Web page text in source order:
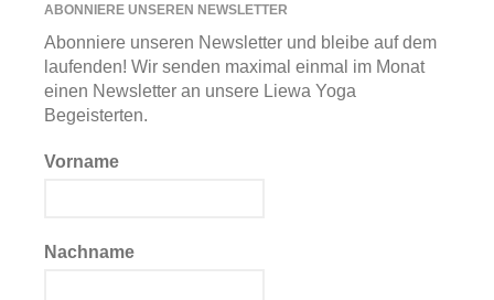
ABONNIERE UNSEREN NEWSLETTER
Abonniere unseren Newsletter und bleibe auf dem
laufenden! Wir senden maximal einmal im Monat
einen Newsletter an unsere Liewa Yoga
Begeisterten.
Vorname
Nachname